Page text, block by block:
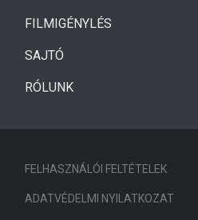
FILMIGÉNYLÉS
SAJTÓ
RÓLUNK
FELHASZNÁLÓI FELTÉTELEK
ADATVÉDELMI NYILATKOZAT